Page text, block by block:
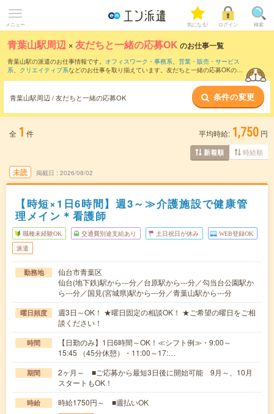
メニュー 気になる! ログイン 検索
青葉山駅周辺 ×友だちと一緒の応募OK のお仕事一覧
青葉山駅の派遣のお仕事情報です。 オフィスワーク・事務系、 営業・販売・サービス
系、 クリエイティブ系などのお仕事を取り揃えています。友だちと一緒の応募OKの条
青葉山駅周辺 / 友だちと一緒の応募OK 条件の変更
全 1 件 平均時給: 1,750 円
新着順 時給順
未読 掲載日 2026/08/02
【時短×1日6時間】週3～≫介護施設で健康管
理メイン＊看護師
職種未経験OK 交通費別途支給あり 土日祝日が休み WEB登録OK
派遣
勤務地
仙台市青葉区
仙台(地下鉄)駅から---分／台原駅から---分／勾当台公園駅か
ら---分／国見(宮城県)駅から---分／青葉山駅から---分
曜日頻度
週3日～OK！ ★曜日固定の相談OK！ ★ご希望の曜日をご相
談ください！
時間
【日勤のみ】1日6時間～OK！≪シフト例≫・9:00～
15:45 （45分休憩）・11:00～17:…
期間
2ヶ月～ ■ご応募から最短3日後に開始可能 9月～、10月
スタートもOK！
時給 時給1750円～ ■週払いOK